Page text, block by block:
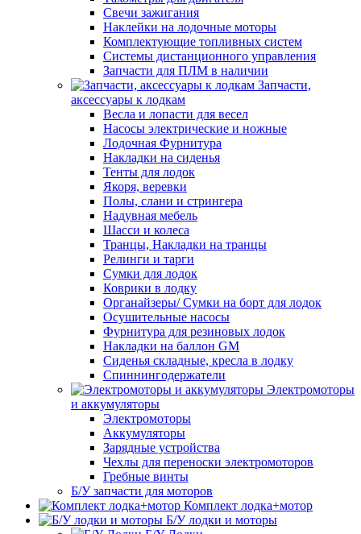
Свечи зажигания
Наклейки на лодочные моторы
Комплектующие топливных систем
Системы дистанционного управления
Запчасти для ПЛМ в наличии
Запчасти,
аксессуары к лодкам
Весла и лопасти для весел
Насосы электрические и ножные
Лодочная Фурнитура
Накладки на сиденья
Тенты для лодок
Якоря, веревки
Полы, слани и стрингера
Надувная мебель
Шасси и колеса
Транцы, Накладки на транцы
Релинги и тарги
Сумки для лодок
Коврики в лодку
Органайзеры/ Сумки на борт для лодок
Осушительные насосы
Фурнитура для резиновых лодок
Накладки на баллон GM
Сиденья складные, кресла в лодку
Спиннингодержатели
Электромоторы
и аккумуляторы
Электромоторы
Аккумуляторы
Зарядные устройства
Чехлы для переноски электромоторов
Гребные винты
Б/У запчасти для моторов
Комплект лодка+мотор
Б/У лодки и моторы